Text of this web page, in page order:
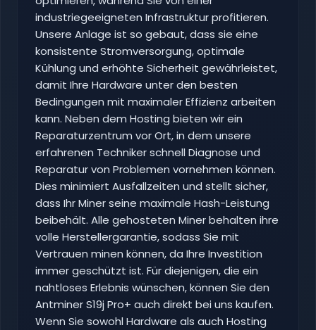
industriegeeigneten Infrastruktur profitieren.
Unsere Anlage ist so gebaut, dass sie eine
konsistente Stromversorgung, optimale
Kühlung und erhöhte Sicherheit gewährleistet,
damit Ihre Hardware unter den besten
Bedingungen mit maximaler Effizienz arbeiten
kann. Neben dem Hosting bieten wir ein
Reparaturzentrum vor Ort, in dem unsere
erfahrenen Techniker schnell Diagnose und
Reparatur von Problemen vornehmen können.
Dies minimiert Ausfallzeiten und stellt sicher,
dass Ihr Miner seine maximale Hash-Leistung
beibehält. Alle gehosteten Miner behalten ihre
volle Herstellergarantie, sodass Sie mit
Vertrauen minen können, da Ihre Investition
immer geschützt ist. Für diejenigen, die ein
nahtloses Erlebnis wünschen, können Sie den
Antminer S19j Pro+ auch direkt bei uns kaufen.
Wenn Sie sowohl Hardware als auch Hosting